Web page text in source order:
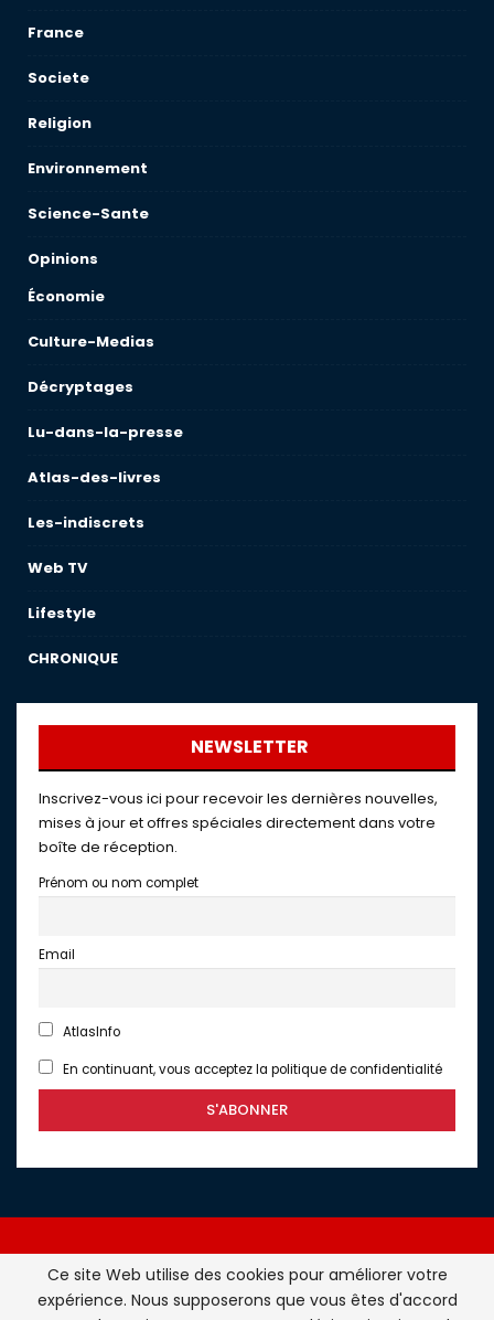
France
Societe
Religion
Environnement
Science-Sante
Opinions
Économie
Culture-Medias
Décryptages
Lu-dans-la-presse
Atlas-des-livres
Les-indiscrets
Web TV
Lifestyle
CHRONIQUE
NEWSLETTER
Inscrivez-vous ici pour recevoir les dernières nouvelles,
mises à jour et offres spéciales directement dans votre
boîte de réception.
Prénom ou nom complet
Email
AtlasInfo
En continuant, vous acceptez la politique de confidentialité
Atlasinfo.fr : l'essentiel de l'actualité de la France et du
Ce site Web utilise des cookies pour améliorer votre
expérience. Nous supposerons que vous êtes d'accord